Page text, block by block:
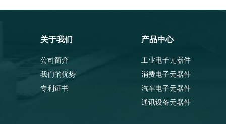
关于我们
公司简介
我们的优势
专利证书
产品中心
工业电子元器件
消费电子元器件
汽车电子元器件
通讯设备元器件